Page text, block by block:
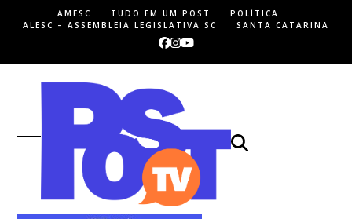
AMESC TUDO EM UM POST
POLÍTICA
ALESC – ASSEMBLEIA LEGISLATIVA SC
SANTA CATARINA
Facebook
Instagram
YouTube
Open
mobile
menu
Close
mobile
menu